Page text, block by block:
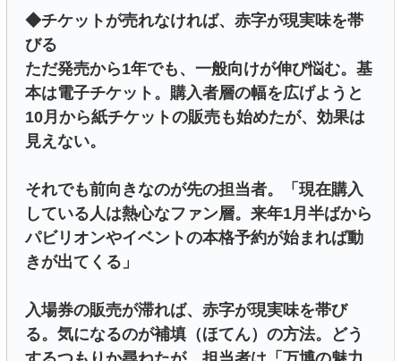
◆チケットが売れなければ、赤字が現実味を帯
びる
ただ発売から1年でも、一般向けが伸び悩む。基
本は電子チケット。購入者層の幅を広げようと
10月から紙チケットの販売も始めたが、効果は
見えない。
それでも前向きなのが先の担当者。「現在購入
している人は熱心なファン層。来年1月半ばから
パビリオンやイベントの本格予約が始まれば動
きが出てくる」
入場券の販売が滞れば、赤字が現実味を帯び
る。気になるのが補填（ほてん）の方法。どう